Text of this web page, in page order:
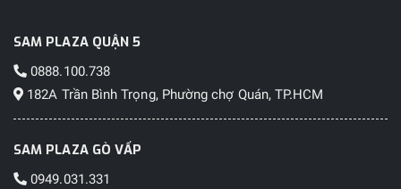
SAM PLAZA QUẬN 5
0888.100.738
182A Trần Bình Trọng, Phường chợ Quán, TP.HCM
SAM PLAZA GÒ VẤP
0949.031.331